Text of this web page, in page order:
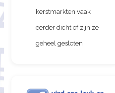
kerstmarkten vaak
eerder dicht of zijn ze
geheel gesloten